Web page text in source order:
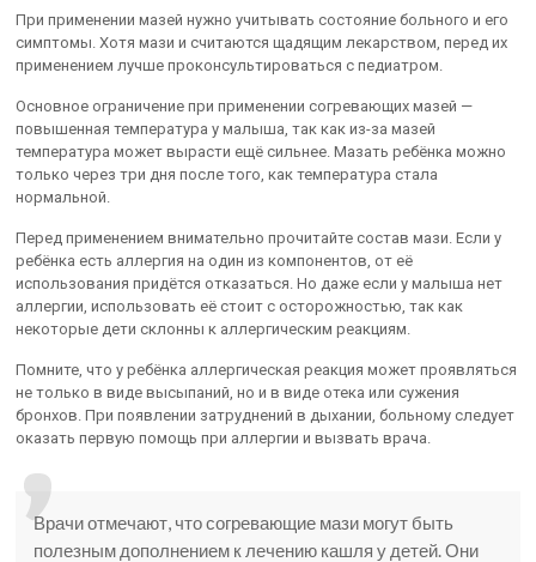
При применении мазей нужно учитывать состояние больного и его
симптомы. Хотя мази и считаются щадящим лекарством, перед их
применением лучше проконсультироваться с педиатром.
Основное ограничение при применении согревающих мазей —
повышенная температура у малыша, так как из-за мазей
температура может вырасти ещё сильнее. Мазать ребёнка можно
только через три дня после того, как температура стала
нормальной.
Перед применением внимательно прочитайте состав мази. Если у
ребёнка есть аллергия на один из компонентов, от её
использования придётся отказаться. Но даже если у малыша нет
аллергии, использовать её стоит с осторожностью, так как
некоторые дети склонны к аллергическим реакциям.
Помните, что у ребёнка аллергическая реакция может проявляться
не только в виде высыпаний, но и в виде отека или сужения
бронхов. При появлении затруднений в дыхании, больному следует
оказать первую помощь при аллергии и вызвать врача.
Врачи отмечают, что согревающие мази могут быть
полезным дополнением к лечению кашля у детей. Они